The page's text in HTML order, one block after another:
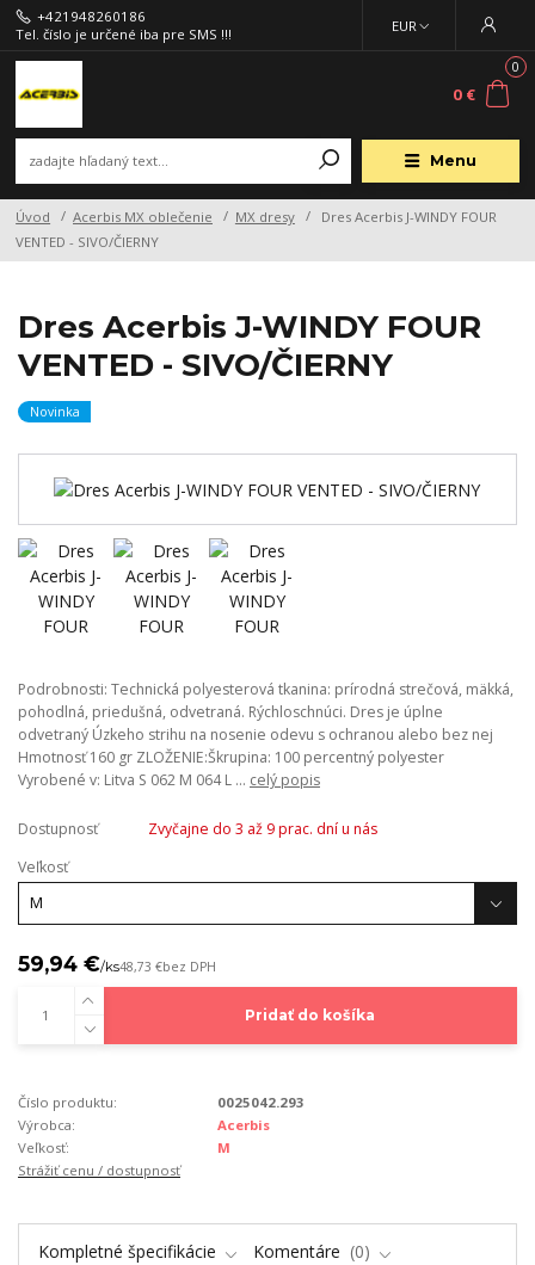
Menu
EUR
+421948260186
Tel. číslo je určené iba pre SMS !!!
0
0 €
Úvod Acerbis MX oblečenie MX dresy
Dres Acerbis J-WINDY FOUR
VENTED - SIVO/ČIERNY
Dres Acerbis J-WINDY FOUR
VENTED - SIVO/ČIERNY
Novinka
Podrobnosti: Technická polyesterová tkanina: prírodná strečová, mäkká,
pohodlná, priedušná, odvetraná. Rýchloschnúci. Dres je úplne
odvetraný Úzkeho strihu na nosenie odevu s ochranou alebo bez nej
Hmotnosť 160 gr ZLOŽENIE:Škrupina: 100 percentný polyester
Vyrobené v: Litva S 062 M 064 L ... celý popis
Dostupnosť
Zvyčajne do 3 až 9 prac. dní u nás
Veľkosť
59,94 €/ks48,73 €bez DPH
Pridať do košíka
Číslo produktu:
0025042.293
Výrobca:
Acerbis
Veľkosť:
M
Strážiť cenu / dostupnosť
Kompletné špecifikácie Komentáre 0